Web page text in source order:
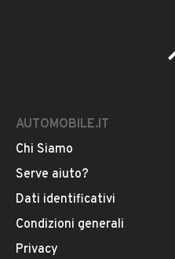
AUTOMOBILE.IT
Chi Siamo
Serve aiuto?
Dati identificativi
Condizioni generali
Privacy